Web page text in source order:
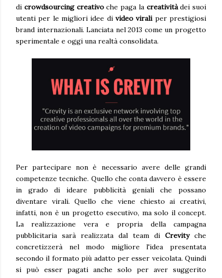
di crowdsourcing creativoche paga la creativitàdei suoi
utenti per le migliori idee di video virali per prestigiosi
brand internazionali. Lanciata nel 2013 come un progetto
sperimentale e oggi una realtà consolidata.
Per partecipare non è necessario avere delle grandi
competenze tecniche. Quello che conta davvero è essere
in grado di ideare pubblicità geniali che possano
diventare virali. Quello che viene chiesto ai creativi,
infatti, non è un progetto esecutivo, ma solo il concept.
La realizzazione vera e propria della campagna
pubblicitaria sarà realizzata dal team di Crevityche
concretizzerà nel modo migliore l'idea presentata
secondo il formato più adatto per esser veicolata. Quindi
si può esser pagati anche solo per aver suggerito